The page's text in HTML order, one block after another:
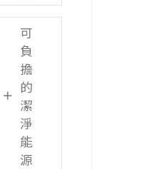
可
負
擔
的
潔
淨
能
源